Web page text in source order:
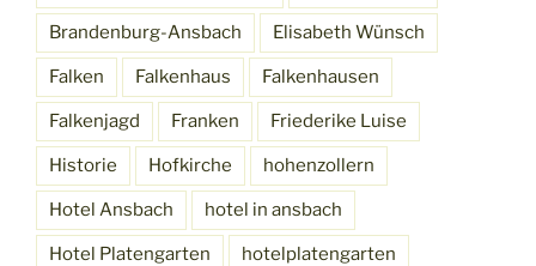
Brandenburg-Ansbach Elisabeth Wünsch
Falken Falkenhaus Falkenhausen
Falkenjagd Franken Friederike Luise
Historie Hofkirche hohenzollern
Hotel Ansbach hotel in ansbach
Hotel Platengarten hotelplatengarten